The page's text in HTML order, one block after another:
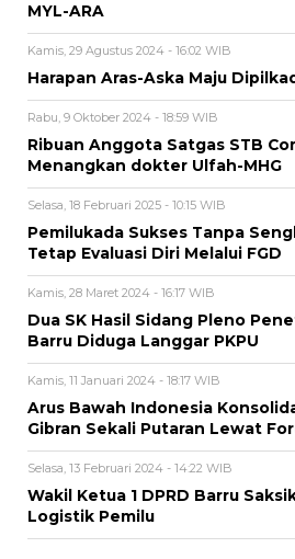
MYL-ARA
Kamis, 29 Agustus 2024 - 16:02 WIB
Harapan Aras-Aska Maju
Rabu, 9 Oktober 2024 - 18:59 WIB
Ribuan Anggota Satgas STB
Menangkan dokter Ulfah-MHG
Selasa, 18 Februari 2025 - 10:15 WIB
Pemilukada Sukses Tanpa
Tetap Evaluasi Diri Melalui FGD
Kamis, 28 Maret 2024 - 16:17 WIB
Dua SK Hasil Sidang Pleno
Barru Diduga Langgar PKPU
Kamis, 11 Januari 2024 - 18:17 WIB
Arus Bawah Indonesia
Gibran Sekali Putaran Lewat
Selasa, 13 Februari 2024 - 14:22 WIB
Wakil Ketua 1 DPRD Barru
Logistik Pemilu